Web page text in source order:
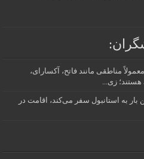
مناطقی مانند فاتح، آکسارای،
هستند؛ زی...
بار به استانبول سفر می‌کند، اقامت در